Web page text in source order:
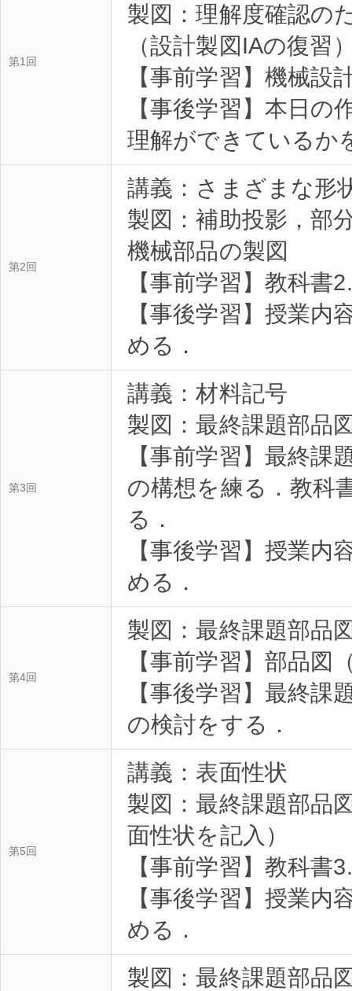
第1回
製図：理解度確認の
（設計製図IAの復習
【事前学習】機械
【事後学習】本日
理解ができているか
第2回
講義：さまざまな形
製図：補助投影，部
機械部品の製図
【事前学習】教科書
【事後学習】授業
める．
第3回
講義：材料記号
製図：最終課題部品
【事前学習】最終課
の構想を練る．教科
る．
【事後学習】授業
める．
第4回
製図：最終課題部品
【事前学習】部品図
【事後学習】最終課
の検討をする．
第5回
講義：表面性状
製図：最終課題部品
面性状を記入）
【事前学習】教科書
【事後学習】授業
める．
製図：最終課題部品